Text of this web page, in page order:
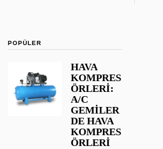
POPÜLER
HAVA
KOMPRES
ÖRLERİ:
A/C
GEMİLER
DE HAVA
KOMPRES
ÖRLERİ